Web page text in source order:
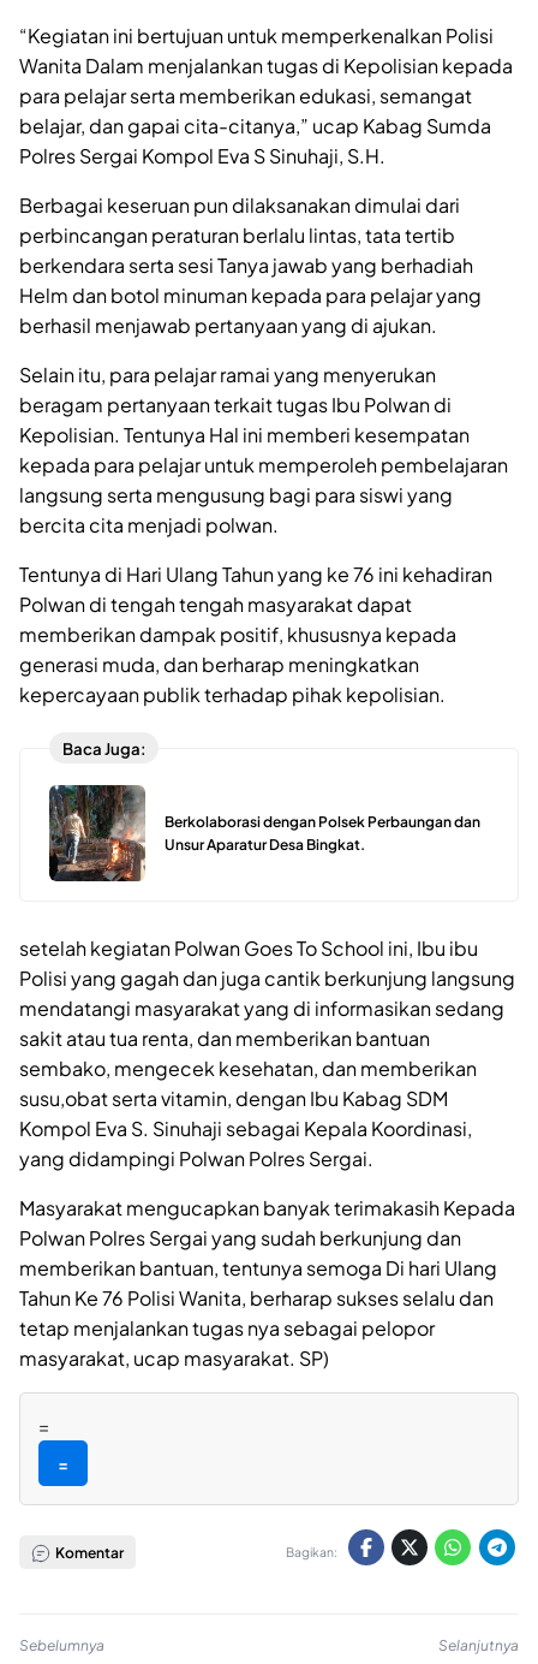
“Kegiatan ini bertujuan untuk memperkenalkan Polisi
Wanita Dalam menjalankan tugas di Kepolisian kepada
para pelajar serta memberikan edukasi, semangat
belajar, dan gapai cita-citanya,” ucap Kabag Sumda
Polres Sergai Kompol Eva S Sinuhaji, S.H.
Berbagai keseruan pun dilaksanakan dimulai dari
perbincangan peraturan berlalu lintas, tata tertib
berkendara serta sesi Tanya jawab yang berhadiah
Helm dan botol minuman kepada para pelajar yang
berhasil menjawab pertanyaan yang di ajukan.
Selain itu, para pelajar ramai yang menyerukan
beragam pertanyaan terkait tugas Ibu Polwan di
Kepolisian. Tentunya Hal ini memberi kesempatan
kepada para pelajar untuk memperoleh pembelajaran
langsung serta mengusung bagi para siswi yang
bercita cita menjadi polwan.
Tentunya di Hari Ulang Tahun yang ke 76 ini kehadiran
Polwan di tengah tengah masyarakat dapat
memberikan dampak positif, khususnya kepada
generasi muda, dan berharap meningkatkan
kepercayaan publik terhadap pihak kepolisian.
Baca Juga:
Berkolaborasi dengan Polsek Perbaungan dan
Unsur Aparatur Desa Bingkat.
setelah kegiatan Polwan Goes To School ini, Ibu ibu
Polisi yang gagah dan juga cantik berkunjung langsung
mendatangi masyarakat yang di informasikan sedang
sakit atau tua renta, dan memberikan bantuan
sembako, mengecek kesehatan, dan memberikan
susu,obat serta vitamin, dengan Ibu Kabag SDM
Kompol Eva S. Sinuhaji sebagai Kepala Koordinasi,
yang didampingi Polwan Polres Sergai.
Masyarakat mengucapkan banyak terimakasih Kepada
Polwan Polres Sergai yang sudah berkunjung dan
memberikan bantuan, tentunya semoga Di hari Ulang
Tahun Ke 76 Polisi Wanita, berharap sukses selalu dan
tetap menjalankan tugas nya sebagai pelopor
masyarakat, ucap masyarakat. SP)
=
=
Komentar Bagikan:
Sebelumnya
Selanjutnya